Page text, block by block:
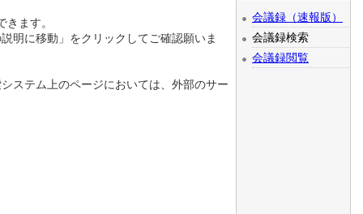
ます。
明に移動」をクリックしてご確認願いま
ステム上のページにおいては、外部のサー
会議録（速報版）
会議録検索
会議録閲覧